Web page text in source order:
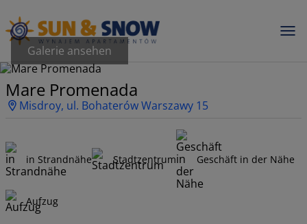
Galerie ansehen
Mare Promenada
Misdroy, ul. Bohaterów Warszawy 15
in Strandnähe Stadtzentrum Geschäft in der Nähe
Aufzug